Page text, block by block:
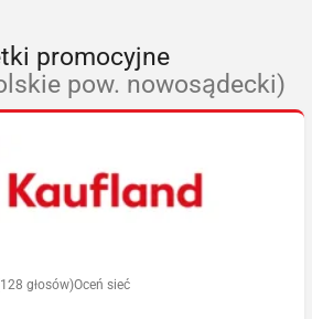
promocyjne
pow. nowosądecki)
głosów)Oceń sieć